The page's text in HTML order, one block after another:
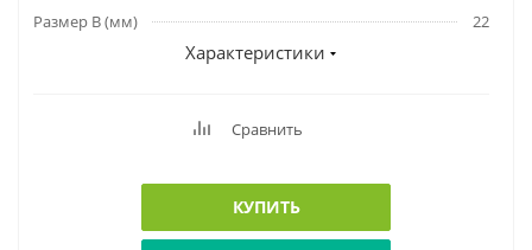
Размер В (мм)
22
Характеристики
Сравнить
КУПИТЬ